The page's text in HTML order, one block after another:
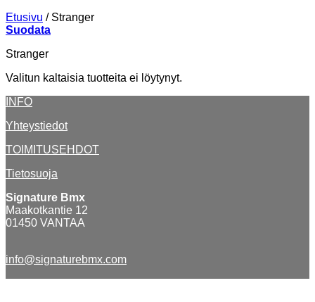
Etusivu /Stranger
Suodata
Stranger
Valitun kaltaisia tuotteita ei löytynyt.
INFO
Yhteystiedot
TOIMITUSEHDOT
Tietosuoja
Signature Bmx
Maakotkantie 12
01450 VANTAA
info@signaturebmx.com